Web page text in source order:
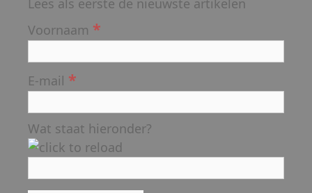
Lees als eerste de nieuwste artikelen
Voornaam *
E-mail *
Wat staat hieronder?